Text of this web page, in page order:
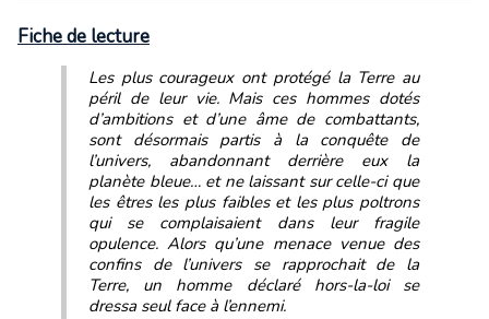
Fiche de lecture
Les plus courageux ont protégé la Terre au
péril de leur vie. Mais ces hommes dotés
d’ambitions et d’une âme de combattants,
sont désormais partis à la conquête de
l’univers, abandonnant derrière eux la
planète bleue… et ne laissant sur celle-ci que
les êtres les plus faibles et les plus poltrons
qui se complaisaient dans leur fragile
opulence. Alors qu’une menace venue des
confins de l’univers se rapprochait de la
Terre, un homme déclaré hors-la-loi se
dressa seul face à l’ennemi.